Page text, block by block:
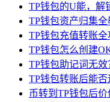
TP钱包的U能，解
TP钱包资产归集
TP钱包充值转账
TP钱包怎么创建
TP钱包助记词无
TP钱包转账后能
币转到TP钱包后